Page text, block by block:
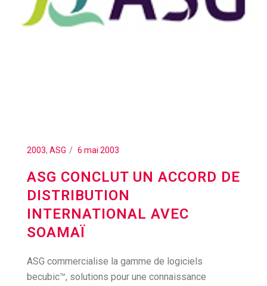
2003, ASG 6 mai 2003
ASG CONCLUT UN ACCORD DE
DISTRIBUTION
INTERNATIONAL AVEC
SOAMAÏ
ASG commercialise la gamme de logiciels
becubic™, solutions pour une connaissance